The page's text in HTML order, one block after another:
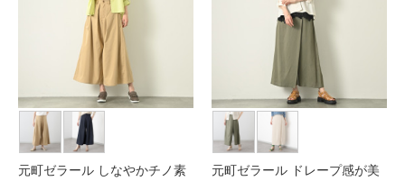
元町ゼラール しなやかチノ素
元町ゼラール ドレープ感が美